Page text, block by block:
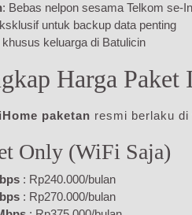
: Bebas nelpon sesama Telkom se-
untuk backup data penting
keluarga di Batulicin
Harga
paketan resmi berlaku
Only (WiFi Saja)
: Rp240.000/bulan
: Rp270.000/bulan